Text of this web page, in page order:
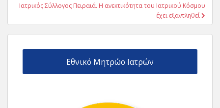
Ιατρικός Σύλλογος Πειραιά. Η ανεκτικότητα του Ιατρικού Κόσμου
έχει εξαντληθεί
Εθνικό Μητρώο Ιατρών